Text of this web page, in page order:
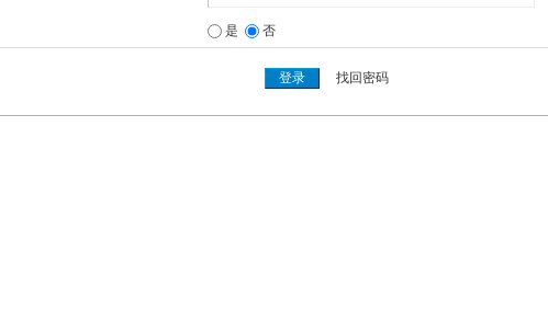
是 否
找回密码